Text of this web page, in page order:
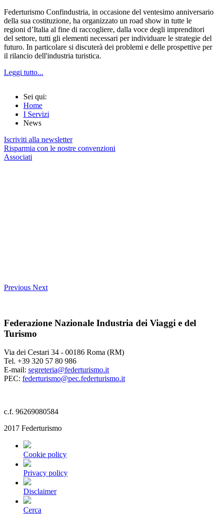
Federturismo Confindustria, in occasione del ventesimo anniversario
della sua costituzione, ha organizzato un road show in tutte le
regioni d’Italia al fine di raccogliere, dalla voce degli imprenditori
del settore, tutti gli elementi necessari per individuare le strategie del
futuro. In particolare si discuterà dei problemi e delle prospettive per
il rilancio dell'industria turistica.
Leggi tutto...
Sei qui:
Home
I Servizi
News
Iscriviti alla newsletter
Risparmia con le nostre convenzioni
Associati
Previous Next
Federazione Nazionale Industria dei Viaggi e del
Turismo
Via dei Cestari 34 - 00186 Roma (RM)
Tel. +39 320 57 80 986
E-mail: segreteria@federturismo.it
PEC: federturismo@pec.federturismo.it
c.f. 96269080584
2017 Federturismo
Cookie policy
Privacy policy
Disclaimer
Cerca